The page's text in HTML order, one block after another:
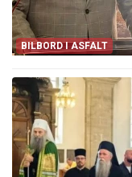
BILBORD I ASFALT